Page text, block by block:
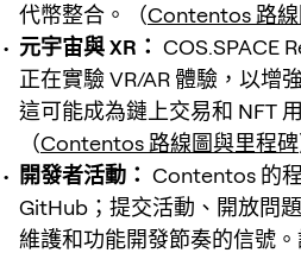
代幣整合。（Contentos 路
元宇宙與 XR： COS.SPACE
正在實驗 VR/AR 體驗，以增
這可能成為鏈上交易和 NFT
（Contentos 路線圖與里程碑
開發者活動： Contentos 的
GitHub；提交活動、開放問
維護和功能開發節奏的信號